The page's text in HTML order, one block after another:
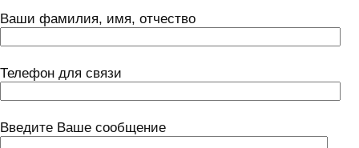
Ваши фамилия, имя, отчество
Телефон для связи
Введите Ваше сообщение